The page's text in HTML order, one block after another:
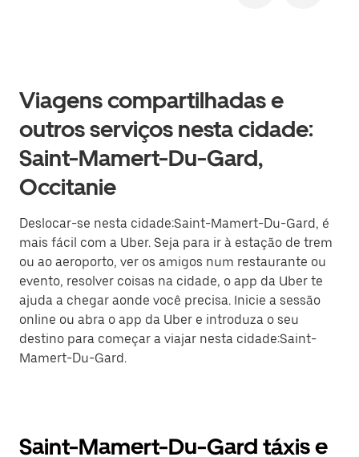
Viagens compartilhadas e
outros serviços nesta cidade:
Saint-Mamert-Du-Gard,
Occitanie
Deslocar-se nesta cidade:Saint-Mamert-Du-Gard, é
mais fácil com a Uber. Seja para ir à estação de trem
ou ao aeroporto, ver os amigos num restaurante ou
evento, resolver coisas na cidade, o app da Uber te
ajuda a chegar aonde você precisa. Inicie a sessão
online ou abra o app da Uber e introduza o seu
destino para começar a viajar nesta cidade:Saint-
Mamert-Du-Gard.
Saint-Mamert-Du-Gard táxis e